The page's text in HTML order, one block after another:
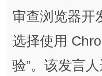
审查浏览器开
选择使用
验”。该发言